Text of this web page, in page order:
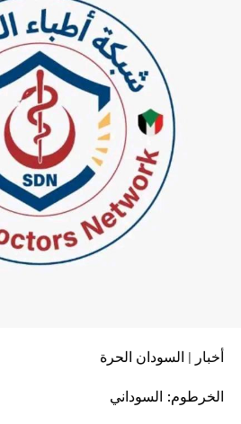
أخبار | السودان الحرة
الخرطوم: السوداني